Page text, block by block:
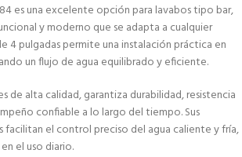
es una excelente opción para lavabos tipo bar,
y moderno que se adapta a cualquier
4 pulgadas permite una instalación práctica en
un flujo de agua equilibrado y eficiente.
de alta calidad, garantiza durabilidad, resistencia
confiable a lo largo del tiempo. Sus
facilitan el control preciso del agua caliente y fría,
el uso diario.